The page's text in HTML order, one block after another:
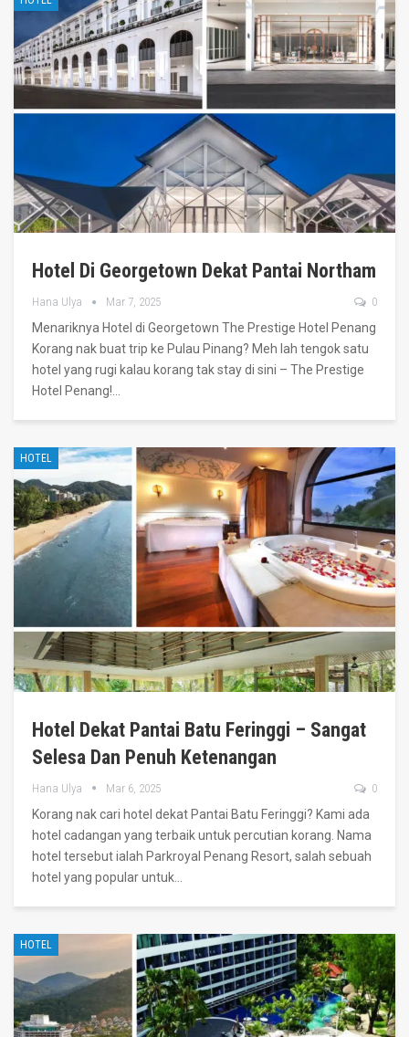
Hotel Di Georgetown Dekat Pantai Northam
Hana Ulya Mar 7, 2025 0
Menariknya Hotel di Georgetown The Prestige Hotel Penang
Korang nak buat trip ke Pulau Pinang? Meh lah tengok satu
hotel yang rugi kalau korang tak stay di sini – The Prestige
Hotel Penang!
HOTEL
Hotel Dekat Pantai Batu Feringgi – Sangat
Selesa Dan Penuh Ketenangan
Hana Ulya Mar 6, 2025 0
Korang nak cari hotel dekat Pantai Batu Feringgi? Kami ada
hotel cadangan yang terbaik untuk percutian korang. Nama
hotel tersebut ialah Parkroyal Penang Resort, salah sebuah
hotel yang popular untuk
HOTEL